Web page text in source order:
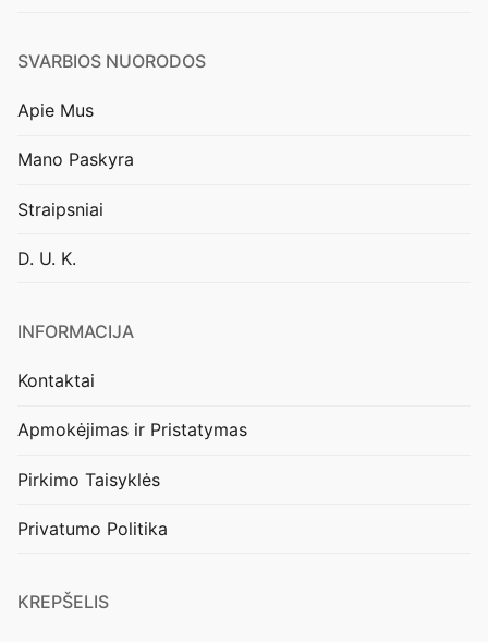
SVARBIOS NUORODOS
Apie Mus
Mano Paskyra
Straipsniai
D. U. K.
INFORMACIJA
Kontaktai
Apmokėjimas ir Pristatymas
Pirkimo Taisyklės
Privatumo Politika
KREPŠELIS